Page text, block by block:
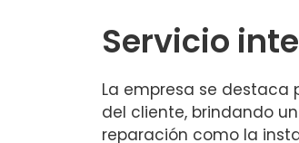
Servicio
La empresa se destaca
del cliente, brindando
reparación como la